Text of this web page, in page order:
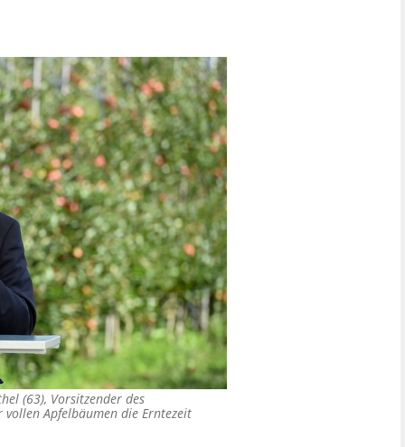
(63), Vorsitzender des
vollen Apfelbäumen die Erntezeit